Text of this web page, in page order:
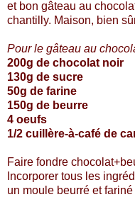
et bon gâteau au
chantilly. Maison, bien
Pour le gâteau au
200g de chocolat noir
130g de sucre
50g de farine
150g de beurre
4 oeufs
1/2 cuillère-à-café de
Faire fondre
Incorporer tous les
un moule beurré et